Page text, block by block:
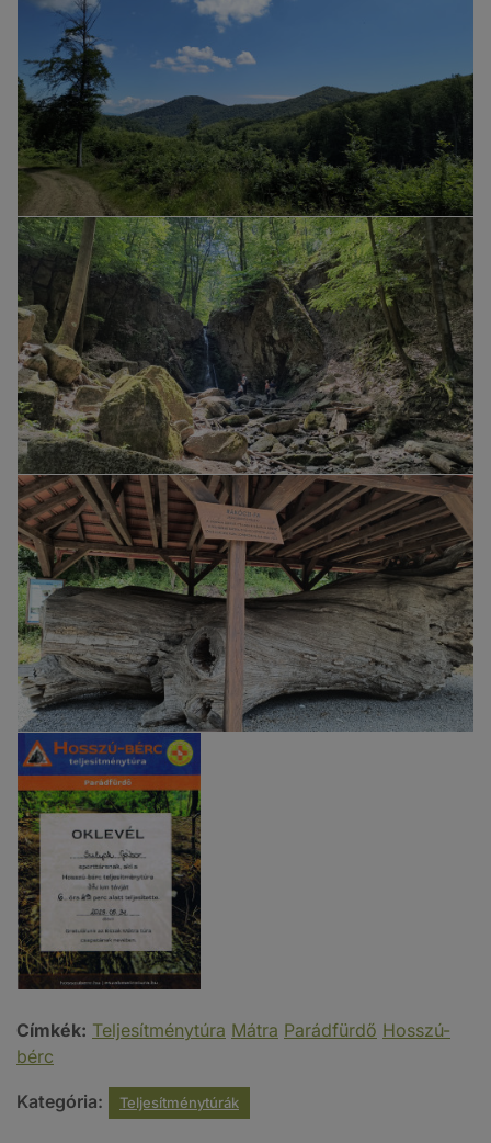
Címkék: Teljesítménytúra Mátra Parádfürdő Hosszú-
bérc
Kategória: Teljesítménytúrák